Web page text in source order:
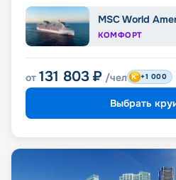
MSC World
КОМФОРТ
от 131 803 ₽ /чел +1 000
Выбрать